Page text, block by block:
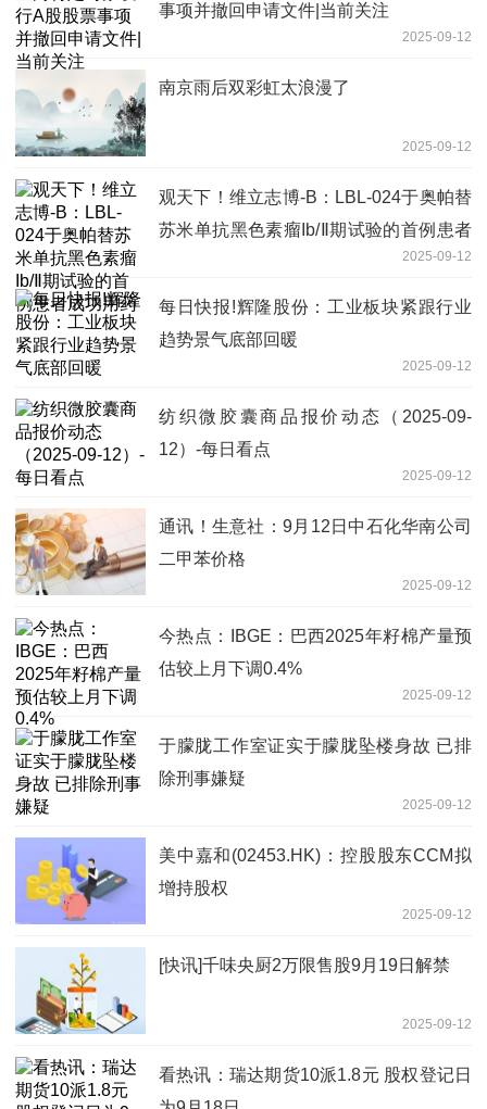
事项并撤回申请文件|当前关注
2025-09-12
南京雨后双彩虹太浪漫了
2025-09-12
观天下！维立志博-B：LBL-024于奥帕替
苏米单抗黑色素瘤Ib/Ⅱ期试验的首例患者
2025-09-12
每日快报!辉隆股份：工业板块紧跟行业
趋势景气底部回暖
2025-09-12
纺织微胶囊商品报价动态（2025-09-
12）-每日看点
2025-09-12
通讯！生意社：9月12日中石化华南公司
二甲苯价格
2025-09-12
今热点：IBGE：巴西2025年籽棉产量预
估较上月下调0.4%
2025-09-12
于朦胧工作室证实于朦胧坠楼身故 已排
除刑事嫌疑
2025-09-12
美中嘉和(02453.HK)：控股股东CCM拟
增持股权
2025-09-12
[快讯]千味央厨2万限售股9月19日解禁
2025-09-12
看热讯：瑞达期货10派1.8元 股权登记日